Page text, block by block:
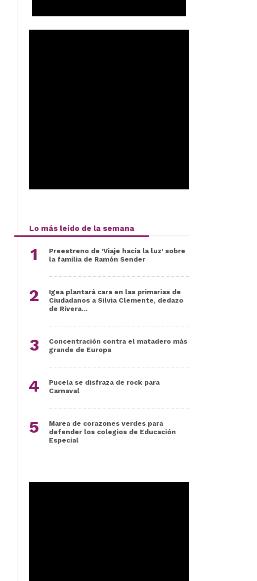
Lo más leído de la semana
Preestreno de 'Viaje hacia la luz' sobre
la familia de Ramón Sender
Igea plantará cara en las primarias de
Ciudadanos a Silvia Clemente, dedazo
de Rivera...
Concentración contra el matadero más
grande de Europa
Pucela se disfraza de rock para
Carnaval
Marea de corazones verdes para
defender los colegios de Educación
Especial